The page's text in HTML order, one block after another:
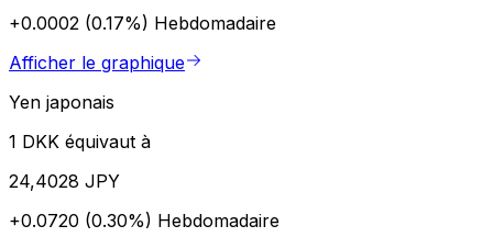
+0.0002 (0.17%) Hebdomadaire
Afficher le graphique
Yen japonais
1 DKK équivaut à
24,4028 JPY
+0.0720 (0.30%) Hebdomadaire